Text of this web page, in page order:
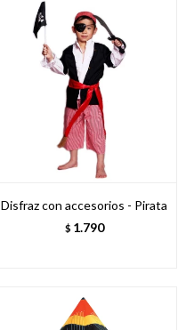
Disfraz con accesorios - Pirata
$ 1.790